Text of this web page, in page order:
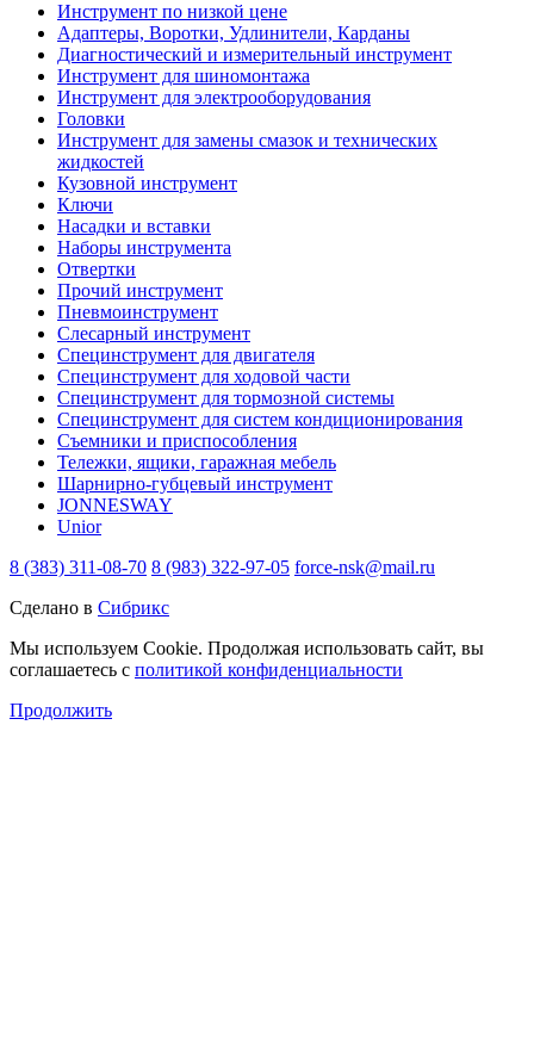
Инструмент по низкой цене
Адаптеры, Воротки, Удлинители, Карданы
Диагностический и измерительный инструмент
Инструмент для шиномонтажа
Инструмент для электрооборудования
Головки
Инструмент для замены смазок и технических
жидкостей
Кузовной инструмент
Ключи
Насадки и вставки
Наборы инструмента
Отвертки
Прочий инструмент
Пневмоинструмент
Слесарный инструмент
Специнструмент для двигателя
Специнструмент для ходовой части
Специнструмент для тормозной системы
Специнструмент для систем кондиционирования
Съемники и приспособления
Тележки, ящики, гаражная мебель
Шарнирно-губцевый инструмент
JONNESWAY
Unior
8 (383) 311-08-70 8 (983) 322-97-05 force-nsk@mail.ru
Сделано в Сибрикс
Мы используем Cookie. Продолжая использовать сайт, вы
соглашаетесь с политикой конфиденциальности
Продолжить